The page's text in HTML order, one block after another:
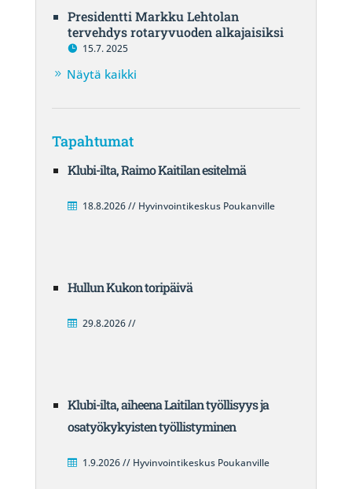
Presidentti Markku Lehtolan
tervehdys rotaryvuoden alkajaisiksi
15.7. 2025
Näytä kaikki
Tapahtumat
Klubi-ilta, Raimo Kaitilan esitelmä
18.8.2026 // Hyvinvointikeskus Poukanville
Hullun Kukon toripäivä
29.8.2026 //
Klubi-ilta, aiheena Laitilan työllisyys ja
osatyökykyisten työllistyminen
1.9.2026 // Hyvinvointikeskus Poukanville